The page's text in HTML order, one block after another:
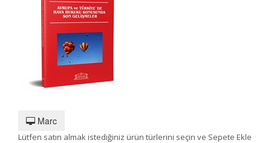
Marc
Lütfen satın almak istediğiniz ürün türlerini seçin ve Sepete Ekle